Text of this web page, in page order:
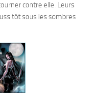
contre elle. Leurs
sous les sombres